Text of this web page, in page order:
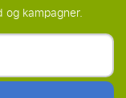
kampagner.